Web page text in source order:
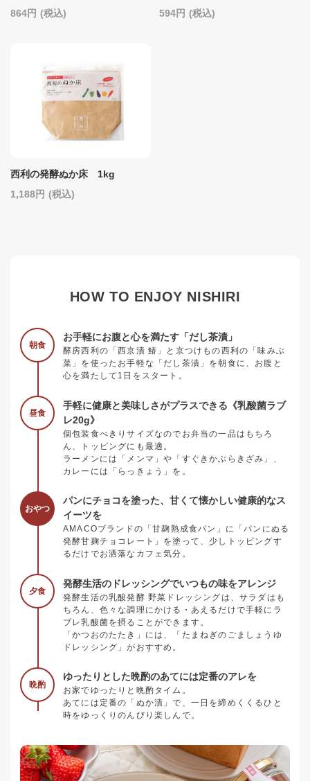
864
(税込)
594
(税込)
西利の発酵ぬか床 1kg
1,188
(税込)
HOW TO ENJOY NISHIRI
朝食
お手軽にお腹と心を満たす「だし茶漬」
酵房西利の「西京漬 鰆」と京つけもの西利の「味みぶ
菜」を使ったお手軽な「だし茶漬」を朝食に、お腹と
心を満たして1日をスタート。
昼食
手軽に健康と美味しさがプラスできる《乳酸菌ラブ
レ20g》
個包装食べきりサイズなのでお弁当の一品はもちろ
ん、トッピングにも最適。
ラーメンには「メンマ」や「すぐきかぶらきざみ」、
カレーには「らっきょう」を。
おやつ
パンにチョコを塗った、甘くて懐かしい健康的なス
イーツを
AMACOブランドの「甘麹熟成食パン」に「パンにぬる
発酵甘麹チョコレート」を塗って、少しトッピングす
るだけでお洒落なカフェ気分。
夕食
発酵生活のドレッシングでいつもの味をアレンジ
発酵生活の乳酸発酵 野菜ドレッシングは、サラダはも
ちろん、色々な調理にかける・あえるだけで手軽にラ
ブレ乳酸菌を摂ることができます。
「かつおのたたき」には、「たまねぎのごましょうゆ
ドレッシング」がおすすめ。
晩酌
ゆったりとした晩酌のあてには定番のアレを
お家でゆったりと晩酌タイム。
あてには定番の「ぬか漬」で、一日を締めくくるひと
時をゆっくりのんびり楽しんで。